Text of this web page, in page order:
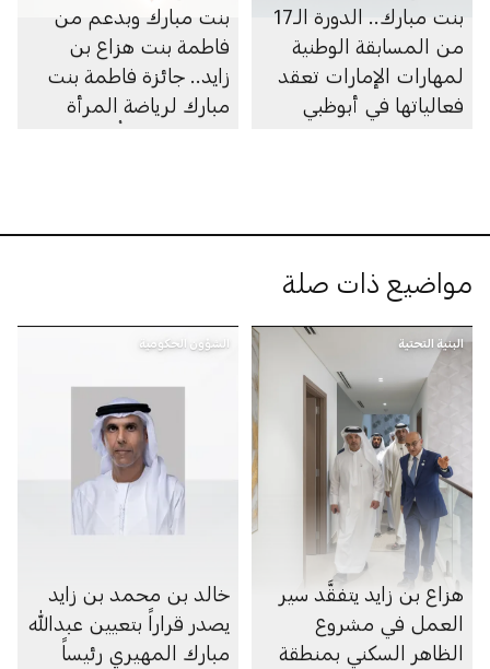
بنت مبارك.. الدورة الـ17
من المسابقة الوطنية
لمهارات الإمارات تعقد
فعالياتها في أبوظبي
بنت مبارك وبدعم من
فاطمة بنت هزاع بن
زايد.. جائزة فاطمة بنت
مبارك لرياضة المرأة
مواضيع ذات صلة
البنية التحتية
هزاع بن زايد يتفقَّد سير
العمل في مشروع
الظاهر السكني بمنطقة
الشؤون الحكومية
خالد بن محمد بن زايد
يصدر قراراً بتعيين عبدالله
مبارك المهيري رئيساً